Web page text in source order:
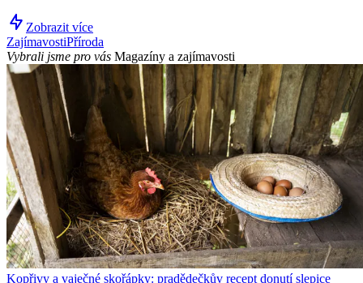
Zobrazit více
ZajímavostiPříroda
Vybrali jsme pro vás Magazíny a zajímavosti
Kopřivy a vaječné skořápky: pradědečkův recept donutí slepice